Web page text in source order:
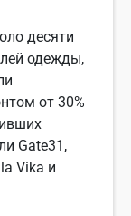
десяти
одежды,
от 30%
Gate31,
Vika и